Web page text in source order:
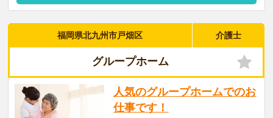
福岡県北九州市戸畑区 介護士
グループホーム
人気のグループホームでのお
仕事です！